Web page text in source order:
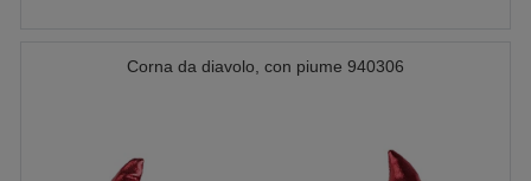
Corna da diavolo, con piume 940306